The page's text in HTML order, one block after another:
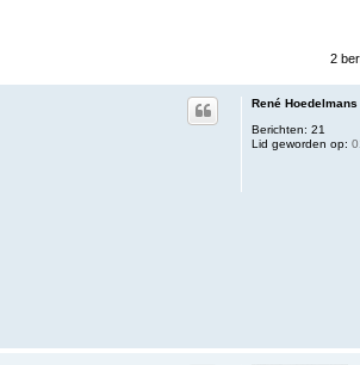
2
René Hoedelmans
Berichten: 21
Lid geworden op: